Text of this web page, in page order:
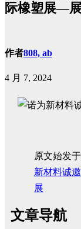
际橡塑展—
作者808, ab
4 月 7, 2024
原文始发
新材料诚
展
文章导航